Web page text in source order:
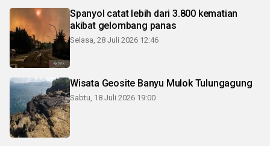
Spanyol catat lebih dari 3.800 kematian
akibat gelombang panas
Selasa, 28 Juli 2026 12:46
Wisata Geosite Banyu Mulok Tulungagung
Sabtu, 18 Juli 2026 19:00